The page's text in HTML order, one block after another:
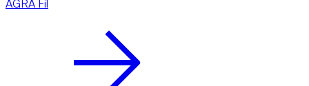
AGRA Fil